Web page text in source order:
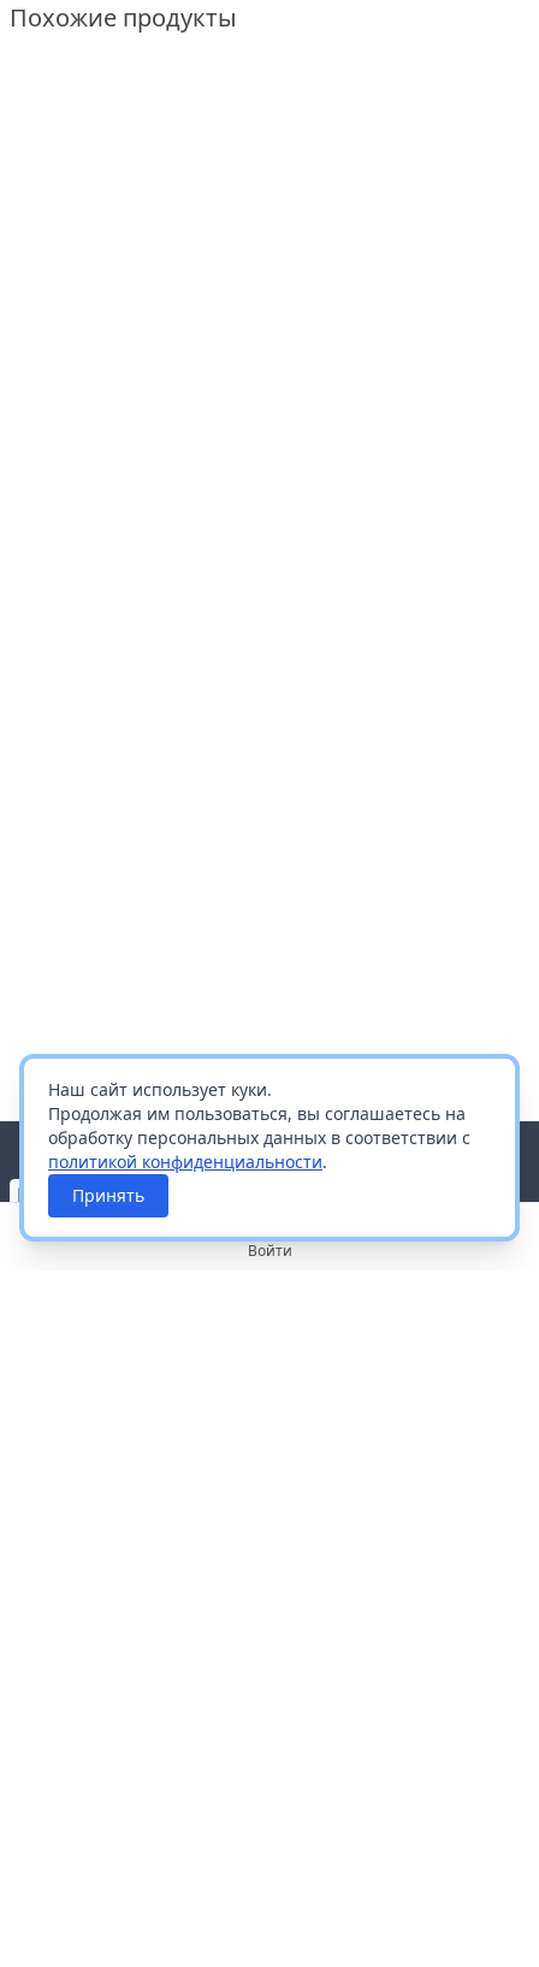
Похожие продукты
Наш сайт использует куки.
Продолжая им пользоваться, вы соглашаетесь на
обработку персональных данных в соответствии с
политикой конфиденциальности.
Принять
Войти